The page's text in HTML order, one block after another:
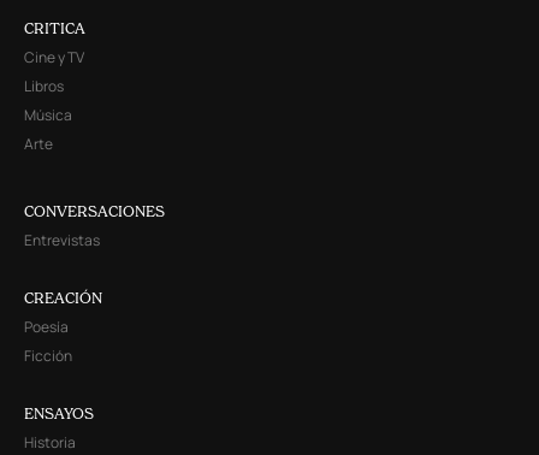
CRITICA
Cine y TV
Libros
Música
Arte
CONVERSACIONES
Entrevistas
CREACIÓN
Poesía
Ficción
ENSAYOS
Historia